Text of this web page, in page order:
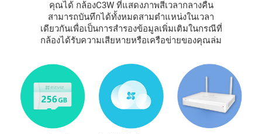
คุณได้ กล้องC3W ที่แสดงภาพสีเวลากลางคืน
สามารถบันทึกได้ทั้งหมดสามตำแหน่งในเวลา
เดียวกันเพื่อเป็นการสำรองข้อมูลเพิ่มเติมในกรณีที่
กล้องได้รับความเสียหายหรือเครือข่ายของคุณล่ม